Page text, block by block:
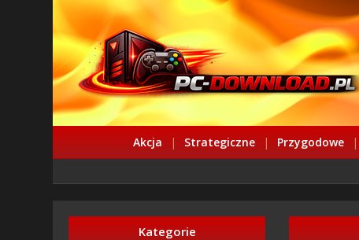
Akcja | Strategiczne | Przygodowe |
Kategorie